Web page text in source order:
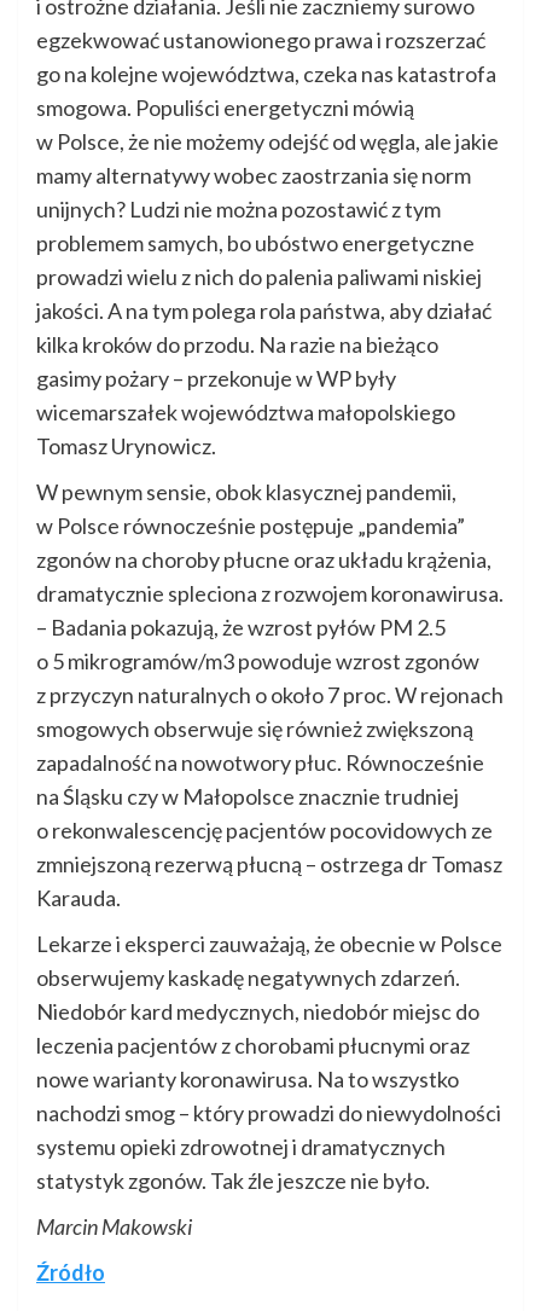
i ostrożne działania. Jeśli nie zaczniemy surowo
egzekwować ustanowionego prawa i rozszerzać
go na kolejne województwa, czeka nas katastrofa
smogowa. Populiści energetyczni mówią
w Polsce, że nie możemy odejść od węgla, ale jakie
mamy alternatywy wobec zaostrzania się norm
unijnych? Ludzi nie można pozostawić z tym
problemem samych, bo ubóstwo energetyczne
prowadzi wielu z nich do palenia paliwami niskiej
jakości. A na tym polega rola państwa, aby działać
kilka kroków do przodu. Na razie na bieżąco
gasimy pożary – przekonuje w WP były
wicemarszałek województwa małopolskiego
Tomasz Urynowicz.
W pewnym sensie, obok klasycznej pandemii,
w Polsce równocześnie postępuje „pandemia”
zgonów na choroby płucne oraz układu krążenia,
dramatycznie spleciona z rozwojem koronawirusa.
– Badania pokazują, że wzrost pyłów PM 2.5
o 5 mikrogramów/m3 powoduje wzrost zgonów
z przyczyn naturalnych o około 7 proc. W rejonach
smogowych obserwuje się również zwiększoną
zapadalność na nowotwory płuc. Równocześnie
na Śląsku czy w Małopolsce znacznie trudniej
o rekonwalescencję pacjentów pocovidowych ze
zmniejszoną rezerwą płucną – ostrzega dr Tomasz
Karauda.
Lekarze i eksperci zauważają, że obecnie w Polsce
obserwujemy kaskadę negatywnych zdarzeń.
Niedobór kard medycznych, niedobór miejsc do
leczenia pacjentów z chorobami płucnymi oraz
nowe warianty koronawirusa. Na to wszystko
nachodzi smog – który prowadzi do niewydolności
systemu opieki zdrowotnej i dramatycznych
statystyk zgonów. Tak źle jeszcze nie było.
Marcin Makowski
Źródło